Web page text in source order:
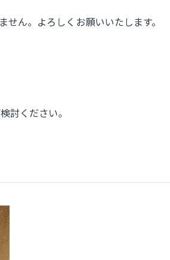
ん。よろしくお願いいたします。
討ください。